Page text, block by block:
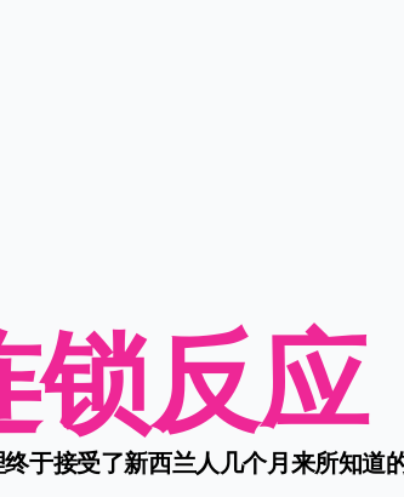
锁反应
接受了新西兰人几个月来所知道